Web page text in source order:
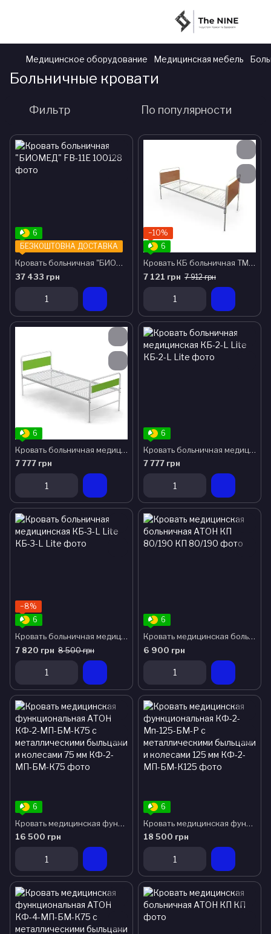
Медицинское оборудование Медицинская мебель
Больничные кровати
Фильтр По популярности
6
БЕЗКОШТОВНА ДОСТАВКА
Кровать больничная "БИОМЕД" FB-11Е
37 433 грн
−10%
6
Кровать КБ больничная ТМ Омега
7 121 грн 7 912 грн
6
Кровать больничная медицинская КБ-1-L Lite
7 777 грн
6
Кровать больничная медицинская КБ-2-L Lite
7 777 грн
−8%
6
Кровать больничная медицинская КБ-3-L Lite
7 820 грн 8 500 грн
6
Кровать медицинская больничная АТОН КП 80/190
6 900 грн
6
Кровать медицинская функциональная АТОН КФ-2-МП-БМ-К75 с металлическими быльцами и колесами 75 мм
16 500 грн
6
Кровать медицинская функциональная КФ-2-Мп-125-БМ-Р с металлическими быльцами и колесами 125 мм
18 500 грн